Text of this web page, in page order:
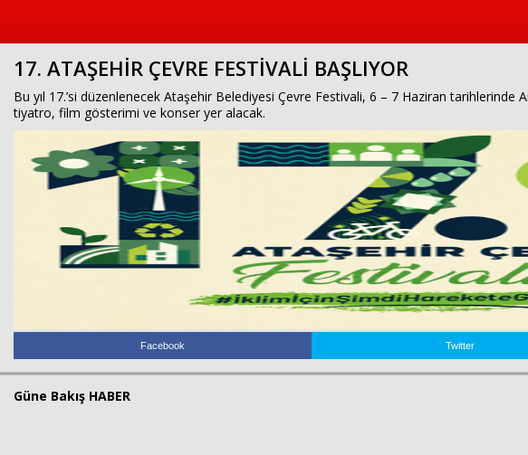
17. ATAŞEHİR ÇEVRE FESTİVALİ BAŞLIYOR
Bu yıl 17.’si düzenlenecek Ataşehir Belediyesi Çevre Festivali, 6 – 7 Haziran
tiyatro, film gösterimi ve konser yer alacak.
Facebook Twitter
Güne Bakış HABER